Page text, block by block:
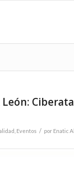
León:
Eventos / por Enatic